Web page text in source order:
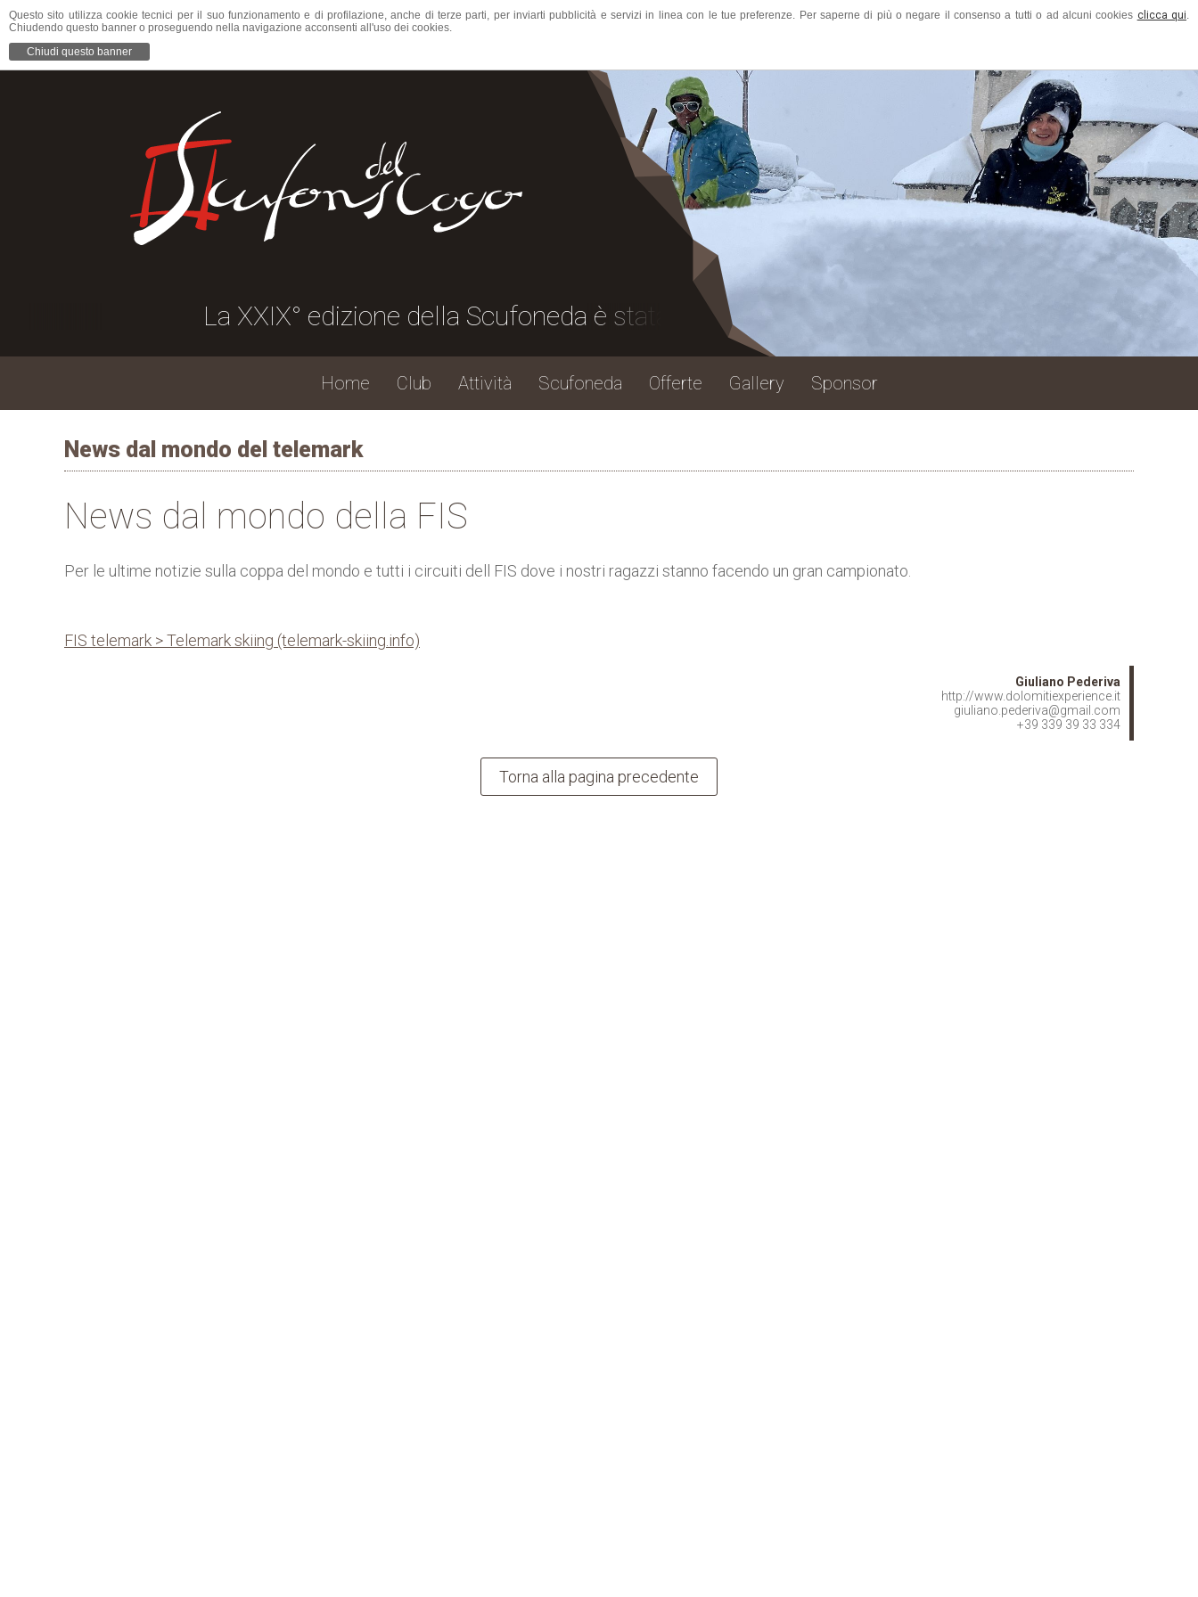
News dal mondo del telemark
News dal mondo della FIS
Per le ultime notizie sulla coppa del mondo e tutti i circuiti dell FIS dove i nostri ragazzi stanno facendo un gran campionato.
FIS telemark > Telemark skiing (telemark-skiing.info)
Giuliano Pederiva
http://www.dolomitiexperience.it
giuliano.pederiva@gmail.com
+39 339 39 33 334
Torna alla pagina precedente
La XXIX° edizione della Scufoneda è stata una grande festa, grazie a tutti quanti hanno
Home Club Attività Scufoneda Offerte Gallery Sponsor
Questo sito utilizza cookie tecnici per il suo funzionamento e di profilazione, anche di terze parti, per inviarti pubblicità e servizi in linea con le tue preferenze. Per saperne di più o negare il consenso a tutti o ad alcuni cookies clicca qui.
Chiudendo questo banner o proseguendo nella navigazione acconsenti all'uso dei cookies.
Chiudi questo banner